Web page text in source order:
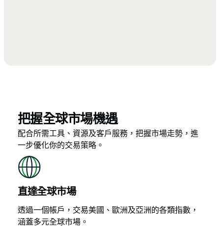
把握全球市場機遇
配合所需工具、資源及客戶服務，把握市場走勢，進
一步優化你的交易策略。
直達全球市場
透過一個帳戶，交易美國、歐洲及亞洲的各類指數，
涵蓋多元全球市場。